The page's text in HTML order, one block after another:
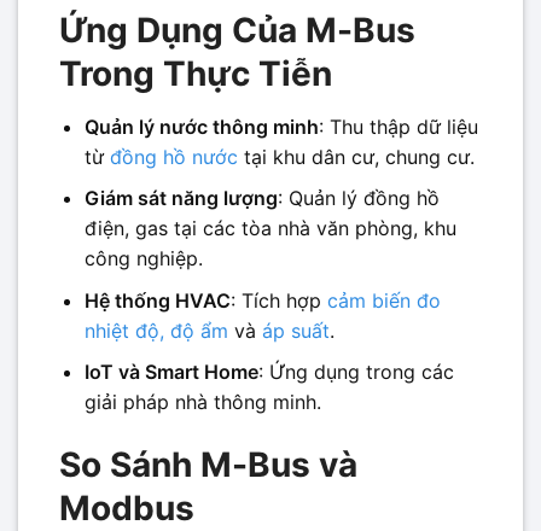
Ứng Dụng Của M-Bus
Trong Thực Tiễn
Quản lý nước thông minh: Thu thập dữ liệu
từ đồng hồ nước tại khu dân cư, chung cư.
Giám sát năng lượng: Quản lý đồng hồ
điện, gas tại các tòa nhà văn phòng, khu
công nghiệp.
Hệ thống HVAC: Tích hợp cảm biến đo
nhiệt độ, độ ẩm và áp suất.
IoT và Smart Home: Ứng dụng trong các
giải pháp nhà thông minh.
So Sánh M-Bus và
Modbus